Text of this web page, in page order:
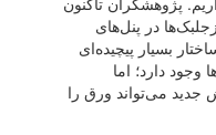
در پنل‌های
بسیار پیچیده‌ای
وجود دارد؛ اما
جدید می‌تواند ورق را